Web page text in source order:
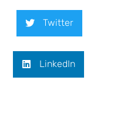
Twitter
LinkedIn